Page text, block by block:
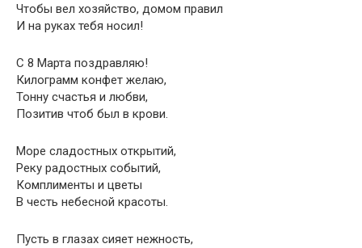
Чтобы вел хозяйство, домом правил
И на руках тебя носил!
С 8 Марта поздравляю!
Килограмм конфет желаю,
Тонну счастья и любви,
Позитив чтоб был в крови.
Море сладостных открытий,
Реку радостных событий,
Комплименты и цветы
В честь небесной красоты.
Пусть в глазах сияет нежность,